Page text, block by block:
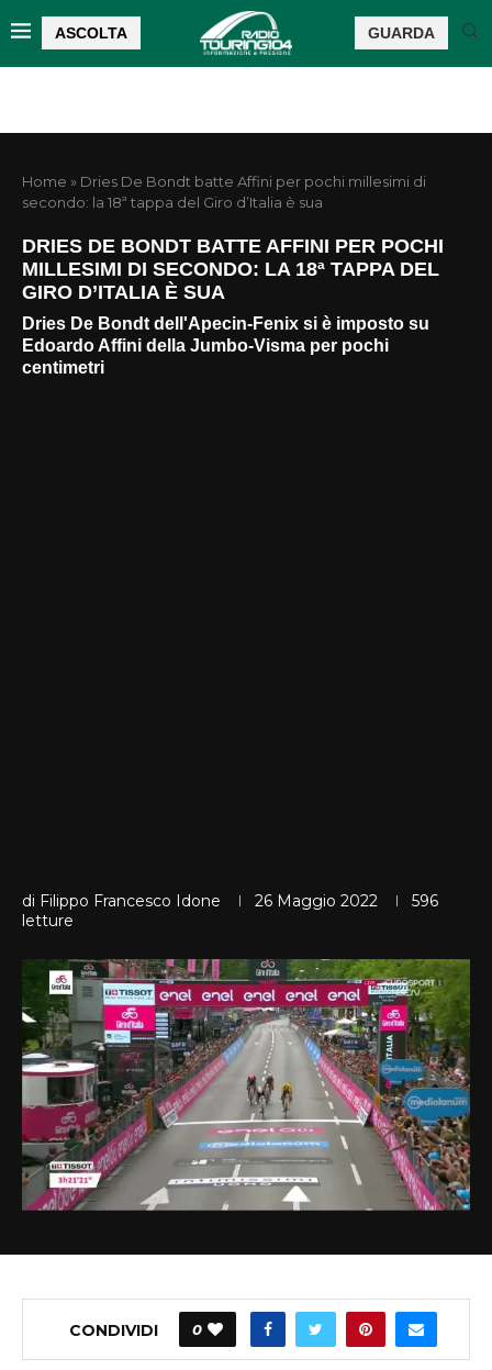
ASCOLTA GUARDA
Home » Dries De Bondt batte Affini per pochi millesimi di
secondo: la 18ª tappa del Giro d’Italia è sua
DRIES DE BONDT BATTE AFFINI PER POCHI
MILLESIMI DI SECONDO: LA 18ª TAPPA DEL
GIRO D’ITALIA È SUA
Dries De Bondt dell'Apecin-Fenix si è imposto su
Edoardo Affini della Jumbo-Visma per pochi
centimetri
di Filippo Francesco Idone 26 Maggio 2022
596
letture
CONDIVIDI 0